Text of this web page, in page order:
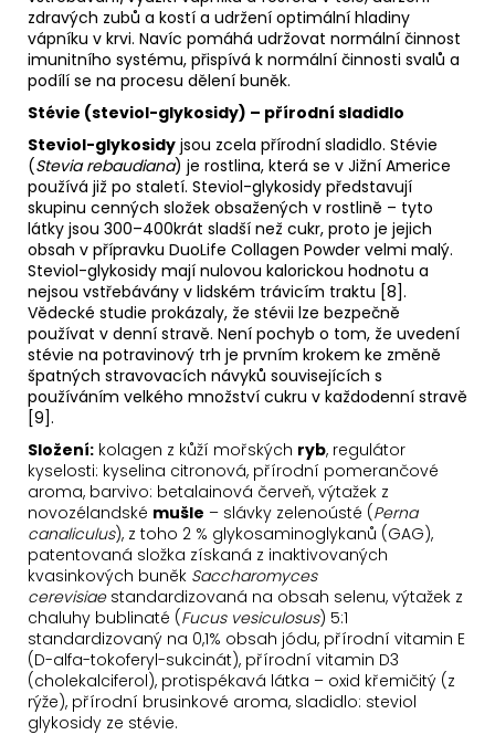
zdravých zubů a kostí a udržení optimální hladiny
vápníku v krvi. Navíc pomáhá udržovat normální činnost
imunitního systému, přispívá k normální činnosti svalů a
podílí se na procesu dělení buněk.
Stévie (steviol-glykosidy) – přírodní sladidlo
Steviol-glykosidy jsou zcela přírodní sladidlo. Stévie
(Stevia rebaudiana) je rostlina, která se v Jižní Americe
používá již po staletí. Steviol-glykosidy představují
skupinu cenných složek obsažených v rostlině – tyto
látky jsou 300–400krát sladší než cukr, proto je jejich
obsah v přípravku DuoLife Collagen Powder velmi malý.
Steviol-glykosidy mají nulovou kalorickou hodnotu a
nejsou vstřebávány v lidském trávicím traktu [8].
Vědecké studie prokázaly, že stévii lze bezpečně
používat v denní stravě. Není pochyb o tom, že uvedení
stévie na potravinový trh je prvním krokem ke změně
špatných stravovacích návyků souvisejících s
používáním velkého množství cukru v každodenní stravě
[9].
Složení: kolagen z kůží mořských ryb, regulátor
kyselosti: kyselina citronová, přírodní pomerančové
aroma, barvivo: betalainová červeň, výtažek z
novozélandské mušle – slávky zelenoústé (Perna
canaliculus), z toho 2 % glykosaminoglykanů (GAG),
patentovaná složka získaná z inaktivovaných
kvasinkových buněk Saccharomyces
cerevisiae standardizovaná na obsah selenu, výtažek z
chaluhy bublinaté (Fucus vesiculosus) 5:1
standardizovaný na 0,1% obsah jódu, přírodní vitamin E
(D-alfa-tokoferyl-sukcinát), přírodní vitamin D3
(cholekalciferol), protispékavá látka – oxid křemičitý (z
rýže), přírodní brusinkové aroma, sladidlo: steviol
glykosidy ze stévie.